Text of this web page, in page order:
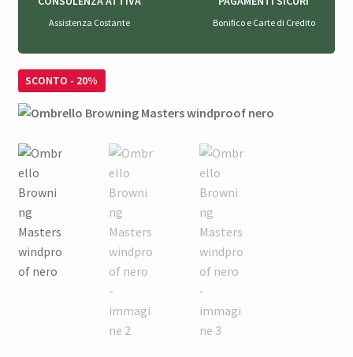
Assistenza Costante Bonifico e Carte di Credito
SCONTO - 20%